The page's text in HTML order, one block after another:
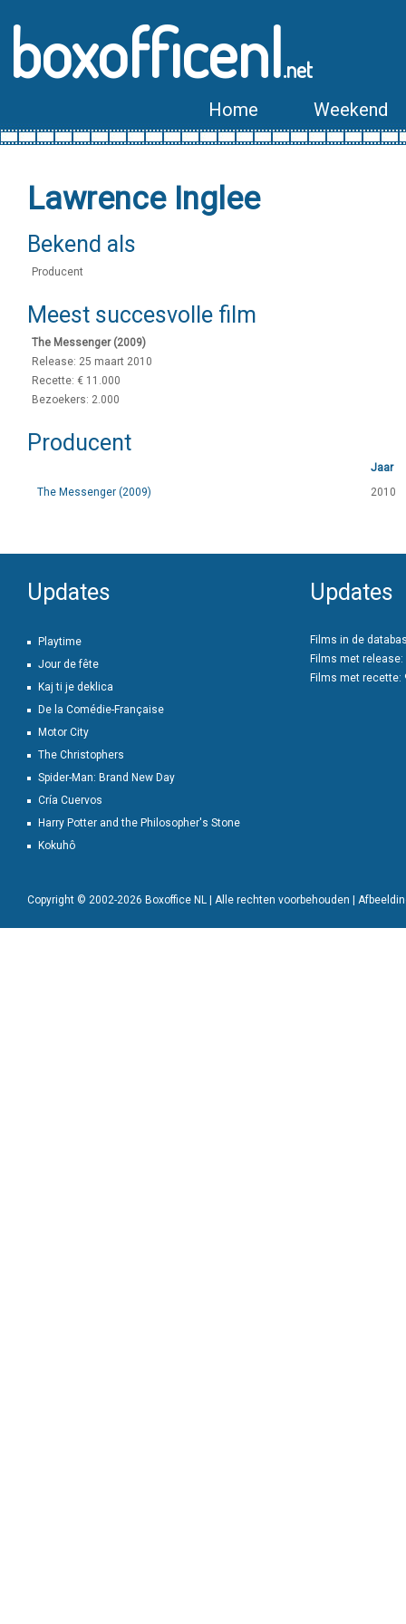
boxofficenl.net
Home Weekend
Lawrence Inglee
Bekend als
Producent
Meest succesvolle film
The Messenger (2009)
Release: 25 maart 2010
Recette: € 11.000
Bezoekers: 2.000
Producent
Jaar
The Messenger (2009)
2010
Updates
Playtime
Jour de fête
Kaj ti je deklica
De la Comédie-Française
Motor City
The Christophers
Spider-Man: Brand New Day
Cría Cuervos
Harry Potter and the Philosopher's Stone
Kokuhô
Updates
Films in de
Films met release:
Films met recette:
Copyright © 2002-2026 Boxoffice NL | Alle rechten voorbehouden |